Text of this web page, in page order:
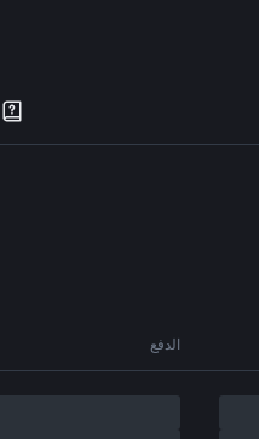
الدفع